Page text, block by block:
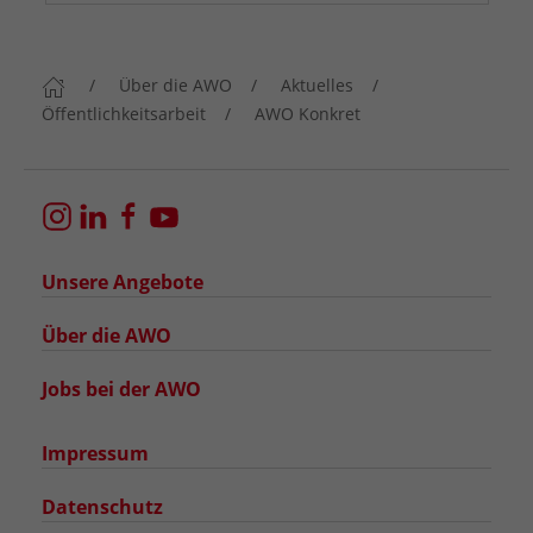
Über die AWO
Aktuelles
Öffentlichkeitsarbeit
AWO Konkret
Unsere Angebote
Über die AWO
Jobs bei der AWO
Impressum
Datenschutz